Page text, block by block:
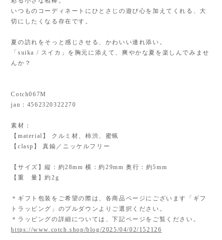
いつものコーディネートにひとさじの遊び心を加えてくれる、大
切にしたくなる存在です。
夏の訪れをそっと感じさせる、かわいい連れ添い。
「suika / スイカ」を胸元に添えて、爽やかな夏を楽しんでみませ
んか？
Cotch067M
jan：4562320322270
素材：
【material】 クルミ材、柿渋、蜜蝋
【clasp】 真鍮／ニッケルフリー
【サイズ】縦：約28mm 横：約29mm 奥行：約5mm
【重 量】約2g
＊ギフト包装をご希望の際は、各商品ページにございます「ギフ
トラッピング」のプルダウンよりご選択ください。
＊ラッピングの詳細については、下記ページをご覧ください。
https://www.cotch.shop/blog/2025/04/02/152126